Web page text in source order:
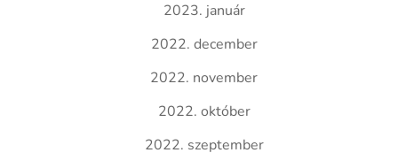
2023. január
2022. december
2022. november
2022. október
2022. szeptember